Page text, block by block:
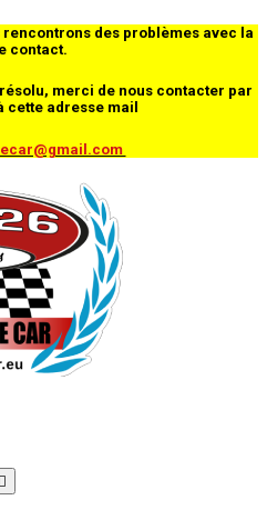
des problèmes avec la
contact.
merci de nous contacter par
cette adresse mail
